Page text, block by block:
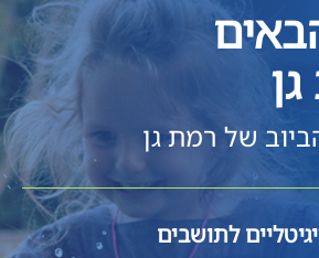
של רמת גן
לתושבים